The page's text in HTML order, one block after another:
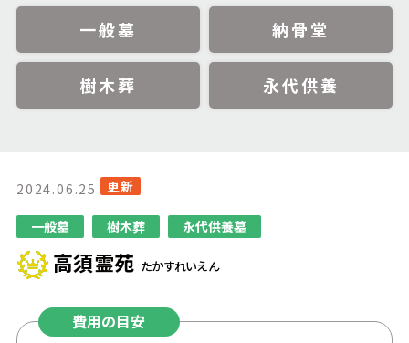
一般墓 納骨堂
樹木葬 永代供養
2024.06.25 更新
一般墓 樹木葬 永代供養墓
高須霊苑 たかすれいえん
費用の目安